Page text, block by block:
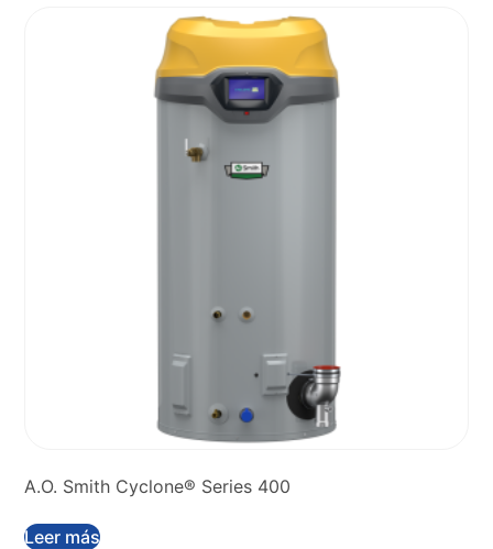
A.O. Smith Cyclone® Series 400
Leer más